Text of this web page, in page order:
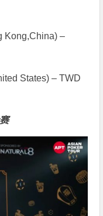
Kong,China) –
States) – TWD